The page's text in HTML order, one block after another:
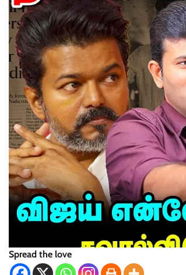
Spread the love